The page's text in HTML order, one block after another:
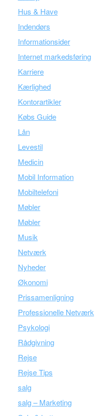
Hus & Have
Indendørs
Informationsider
Internet markedsføring
Karriere
Kærlighed
Kontorartikler
Købs Guide
Lån
Levestil
Medicin
Mobil Information
Mobiltelefoni
Møbler
Møbler
Musik
Netværk
Nyheder
Økonomi
Prissamenligning
Professionelle Netværk
Psykologi
Rådgivning
Rejse
Rejse Tips
salg
salg – Marketing